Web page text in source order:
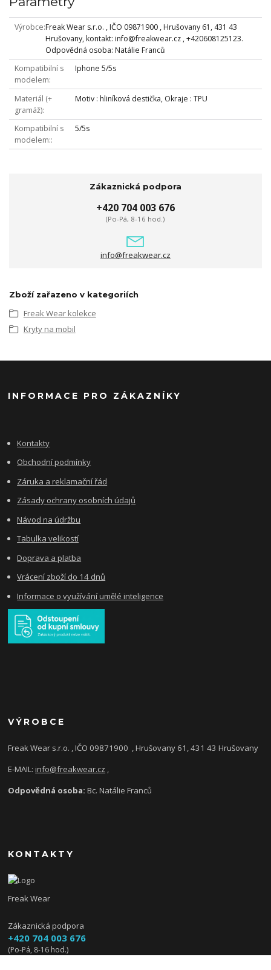
Výrobce Freak Wear s.r.o. , IČO 09871900 , Hrušovany 61, 431 43
Hrušovany, kontakt: info@freakwear.cz , +420608125123.
Odpovědná osoba: Natálie Franců
Kompatibilní s
modelem
Iphone 5/5s
Materiál (+
gramáž)
Motiv : hliníková destička, Okraje : TPU
Kompatibilní s
modelem:
5/5s
Zákaznická podpora
+420 704 003 676
(Po-Pá, 8-16 hod.)
info@freakwear.cz
Zboží zařazeno v kategoriích
Freak Wear kolekce
Kryty na mobil
INFORMACE PRO ZÁKAZNÍKY
Kontakty
Obchodní podmínky
Záruka a reklamační řád
Zásady ochrany osobních údajů
Návod na údržbu
Tabulka velikostí
Doprava a platba
Vrácení zboží do 14 dnů
Informace o využívání umělé inteligence
VÝROBCE
Freak Wear s.r.o. , IČO 09871900 , Hrušovany 61, 431 43 Hrušovany
E-MAIL:info@freakwear.cz ,
Odpovědná osoba:Bc. Natálie Franců
KONTAKTY
Freak Wear
Zákaznická podpora
+420 704 003 676
(Po-Pá, 8-16 hod.)